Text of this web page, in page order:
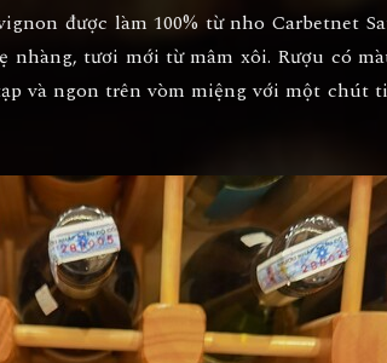
được làm 100% từ nho Carbetnet
tươi mới từ mâm xôi. Rượu có
và ngon trên vòm miệng với một chút